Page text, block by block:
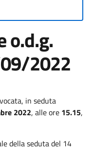
o.d.g.
2022
in seduta
2022, alle ore 15.15,
della seduta del 14